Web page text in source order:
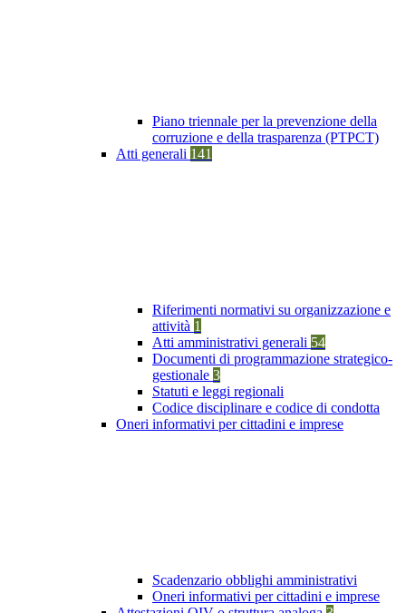
Piano triennale per la prevenzione della
corruzione e della trasparenza (PTPCT)
Atti generali 141
Riferimenti normativi su organizzazione e
attività 1
Atti amministrativi generali 54
Documenti di programmazione strategico-
gestionale 3
Statuti e leggi regionali
Codice disciplinare e codice di condotta
Oneri informativi per cittadini e imprese
Scadenzario obblighi amministrativi
Oneri informativi per cittadini e imprese